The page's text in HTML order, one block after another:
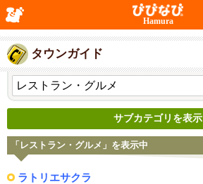
Hamura
タウンガイド
サブカテゴリを表示
「レストラン・グルメ」を表示中
ラトリエサクラ